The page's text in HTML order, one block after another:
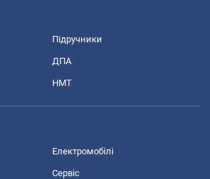
Підручники
ДПА
НМТ
Електромобілі
Сервіс